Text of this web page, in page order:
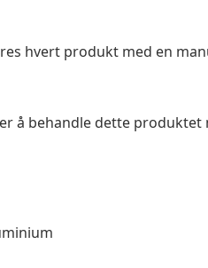
hvert produkt med en
å behandle dette